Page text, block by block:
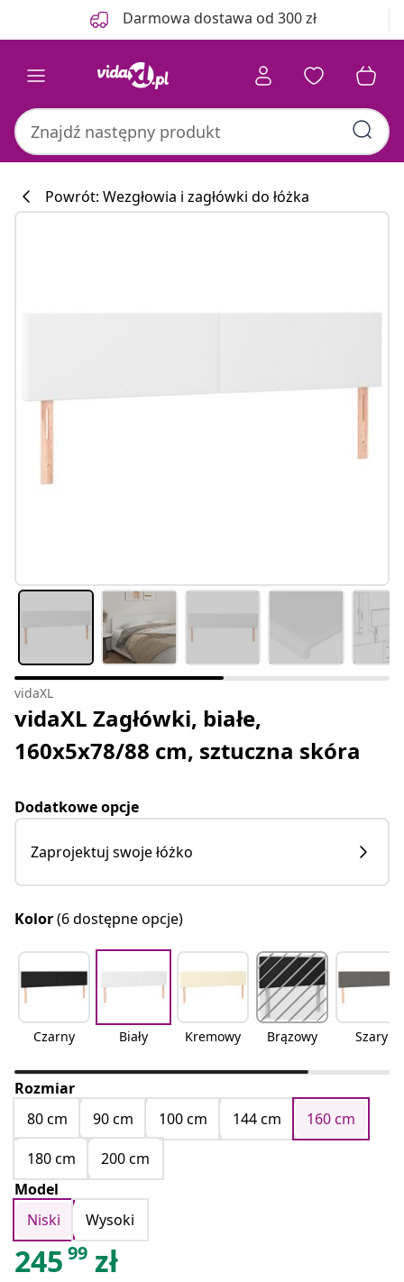
Darmowa dostawa od 300 zł
Powrót: Wezgłowia i zagłówki do łóżka
vidaXL
vidaXL Zagłówki, białe,
160x5x78/88 cm, sztuczna skóra
Dodatkowe opcje
Zaprojektuj swoje łóżko
Kolor(6 dostępne opcje)
Czarny Biały Kremowy Brązowy Szary
Rozmiar
80 cm
90 cm 100 cm 144 cm
160 cm
180 cm
200 cm
Model
Niski
Wysoki
245 99 zł